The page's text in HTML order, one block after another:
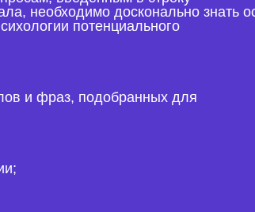
необходимо досконально знать
потенциального
и фраз, подобранных для